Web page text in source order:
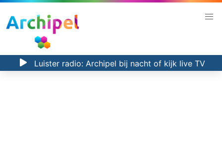
Luister radio: Archipel bij nacht of kijk live TV